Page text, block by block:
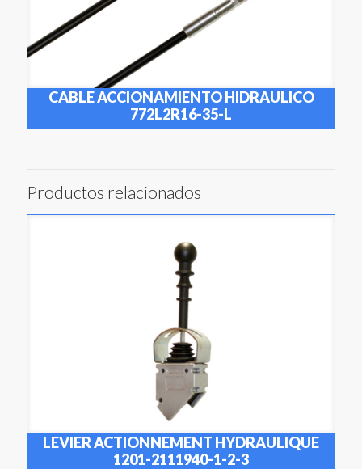
CABLE ACCIONAMIENTO HIDRAULICO
772L2R16-35-L
Productos relacionados
LEVIER ACTIONNEMENT HYDRAULIQUE
1201-2111940-1-2-3